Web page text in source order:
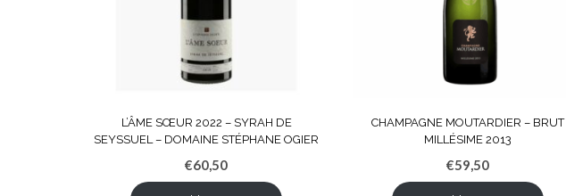
L’ÂME SŒUR 2022 – SYRAH DE
SEYSSUEL – DOMAINE STÉPHANE OGIER
€60,50
CHAMPAGNE MOUTARDIER – BRUT
MILLÉSIME 2013
€59,50